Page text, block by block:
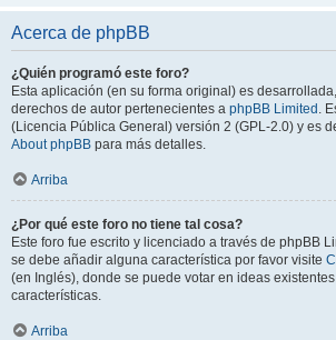
Acerca de phpBB
¿Quién programó este foro?
Esta aplicación (en su forma original) es
derechos de autor pertenecientes a phpBB Limited .
(Licencia Pública General) versión 2 (GPL-2.0) y es
About phpBB para más detalles.
Arriba
¿Por qué este foro no tiene tal cosa?
Este foro fue escrito y licenciado a través de phpBB
se debe añadir alguna característica por favor visite
(en Inglés), donde se puede votar en ideas
características.
Arriba